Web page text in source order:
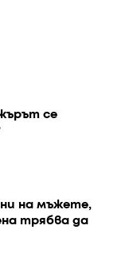
се
на мъжете,
трябва да